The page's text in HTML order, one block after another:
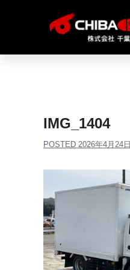
IMG_1404
POSTED 2026年4月24日